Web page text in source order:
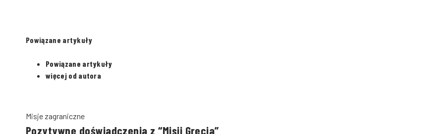
Powiązane artykuły
Powiązane artykuły
więcej od autora
Misje zagraniczne
Pozytywne doświadczenia z “Misji Grecja”